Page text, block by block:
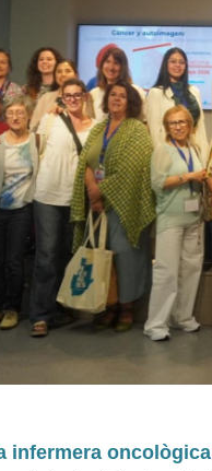
infermera oncològica